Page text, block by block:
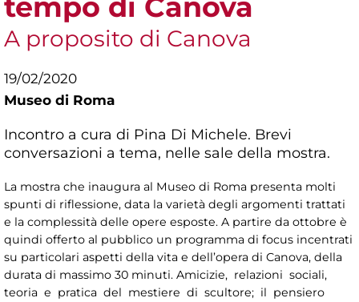
A proposito di Canova
19/02/2020
Museo di Roma
Incontro a cura di Pina Di Michele. Brevi
conversazioni a tema, nelle sale della mostra.
La mostra che inaugura al Museo di Roma presenta molti
spunti di riflessione, data la varietà degli argomenti trattati
e la complessità delle opere esposte. A partire da ottobre è
quindi offerto al pubblico un programma di focus incentrati
su particolari aspetti della vita e dell’opera di Canova, della
durata di massimo 30 minuti. Amicizie, relazioni sociali,
teoria e pratica del mestiere di scultore; il pensiero